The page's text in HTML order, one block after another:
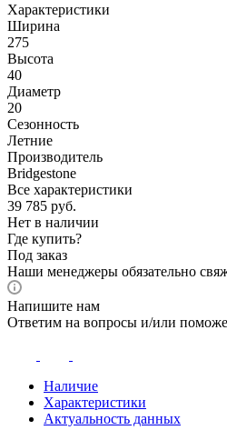
Характеристики
Ширина
275
Высота
40
Диаметр
20
Сезонность
Летние
Производитель
Bridgestone
Все характеристики
39 785 руб.
Нет в наличии
Где купить?
Под заказ
Наши менеджеры обязательно
Напишите нам
Ответим на вопросы и/или
Наличие
Характеристики
Актуальность данных